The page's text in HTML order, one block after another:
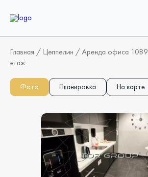
Главная / Цеппелин /Аренда офиса
этаж
Фото Планировка На карте